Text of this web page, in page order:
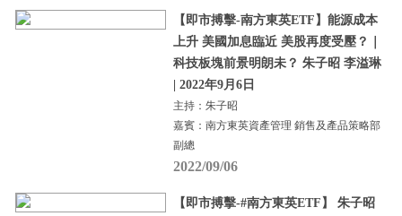
【即市搏擊-南方東英ETF】能源成本
上升 美國加息臨近 美股再度受壓？｜
科技板塊前景明朗未？ 朱子昭 李溢琳
| 2022年9月6日
主持：朱子昭
嘉賓：南方東英資產管理 銷售及產品策略部
副總
2022/09/06
【即市搏擊-#南方東英ETF】 朱子昭